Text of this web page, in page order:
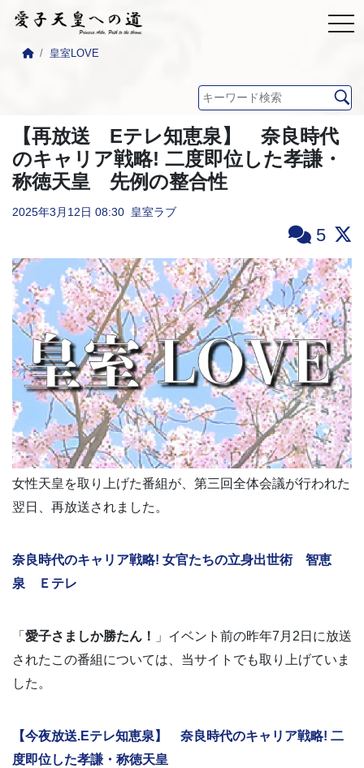
皇室LOVE
【再放送 Eテレ知恵泉】 奈良時代
のキャリア戦略! 二度即位した孝謙・
称徳天皇 先例の整合性
2025年3月12日 08:30 皇室ラブ
5
女性天皇を取り上げた番組が、第三回全体会議が行われた
翌日、再放送されました。
奈良時代のキャリア戦略! 女官たちの立身出世術 智恵
泉 Ｅテレ
「 愛子さましか勝たん！
」イベント前の昨年7月2日に放送
されたこの番組については、当サイトでも取り上げていま
した。
【今夜放送.Eテレ知恵泉】 奈良時代のキャリア戦略! 二
度即位した孝謙・称徳天皇